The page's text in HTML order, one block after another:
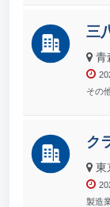
三
青
その
ク
東
製造